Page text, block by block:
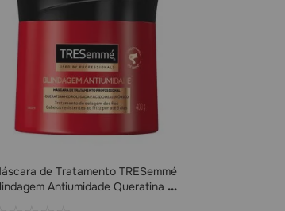
de Tratamento TRESemmé
Antiumidade Queratina e
Hialurônico 400g